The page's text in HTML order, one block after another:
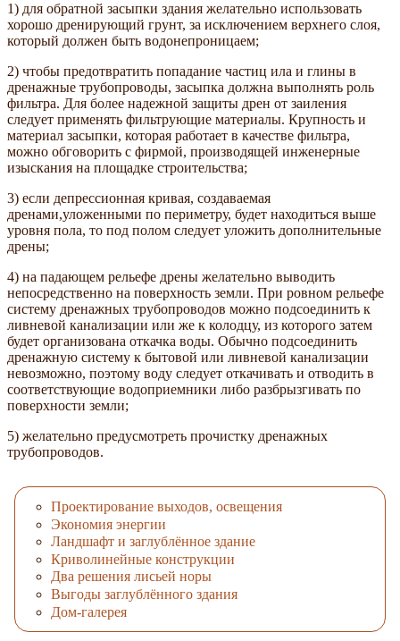
1) для обратной засыпки здания желательно использовать
хорошо дренирующий грунт, за исключением верхнего слоя,
который должен быть водонепроницаем;
2) чтобы предотвратить попадание частиц ила и глины в
дренажные трубопроводы, засыпка должна выполнять роль
фильтра. Для более надежной защиты дрен от заиления
следует применять фильтрующие материалы. Крупность и
материал засыпки, которая работает в качестве фильтра,
можно обговорить с фирмой, производящей инженерные
изыскания на площадке строительства;
3) если депрессионная кривая, создаваемая
дренами,уложенными по периметру, будет находиться выше
уровня пола, то под полом следует уложить дополнительные
дрены;
4) на падающем рельефе дрены желательно выводить
непосредственно на поверхность земли. При ровном рельефе
систему дренажных трубопроводов можно подсоединить к
ливневой канализации или же к колодцу, из которого затем
будет организована откачка воды. Обычно подсоединить
дренажную систему к бытовой или ливневой канализации
невозможно, поэтому воду следует откачивать и отводить в
соответствующие водоприемники либо разбрызгивать по
поверхности земли;
5) желательно предусмотреть прочистку дренажных
трубопроводов.
Проектирование выходов, освещения
Экономия энергии
Ландшафт и заглублённое здание
Криволинейные конструкции
Два решения лисьей норы
Выгоды заглублённого здания
Дом-галерея